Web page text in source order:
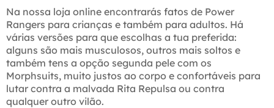
Na nossa loja online encontrarás fatos de Power
Rangers para crianças e também para adultos. Há
várias versões para que escolhas a tua preferida:
alguns são mais musculosos, outros mais soltos e
também tens a opção segunda pele com os
Morphsuits, muito justos ao corpo e confortáveis para
lutar contra a malvada Rita Repulsa ou contra
qualquer outro vilão.